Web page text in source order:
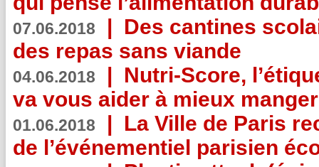
07.06.2018 | Des cantines
des repas sans viande
04.06.2018 | Nutri-Score,
va vous aider à mieux
01.06.2018 | La Ville de Paris
de l’événementiel parisien